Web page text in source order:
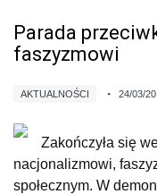
Parada
faszyzmowi
AKTUALNOŚCI 24/03/
Zakończyła się
nacjonalizmowi,
społecznym. W